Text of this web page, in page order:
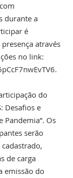
durante a
é
através
no link:
do
Desafios e
Pandemia”. Os
serão
de carga
emissão do